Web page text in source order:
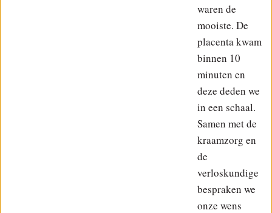
waren de
mooiste. De
placenta kwam
binnen 10
minuten en
deze deden we
in een schaal.
Samen met de
kraamzorg en
de
verloskundige
bespraken we
onze wens